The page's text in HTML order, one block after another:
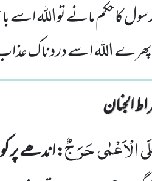
کا حکم مانے تواللہ اسے
پھرے اللہ اسے دردناک
الْاَعْمٰى حَرَجٌ: اندھے پر